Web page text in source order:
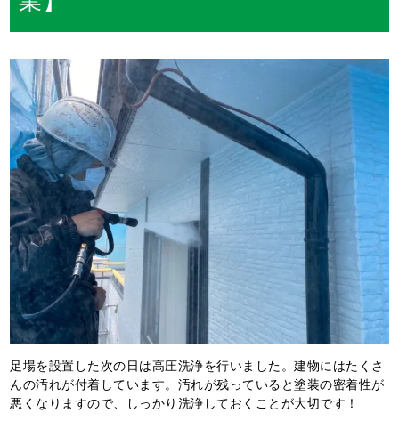
足場を設置した次の日は高圧洗浄を行いました。建物にはたくさ
んの汚れが付着しています。汚れが残っていると塗装の密着性が
悪くなりますので、しっかり洗浄しておくことが大切です！